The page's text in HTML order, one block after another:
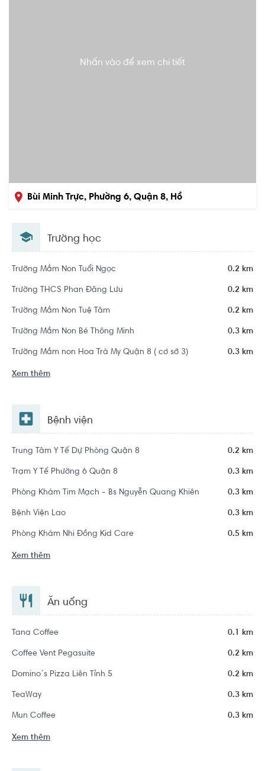
Nhấn vào để xem chi tiết
Bùi Minh Trực, Phường 6, Quận 8, Hồ
Trường học
Trường Mầm Non Tuổi Ngọc 0.2 km
Trường THCS Phan Đăng Lưu 0.2 km
Trường Mầm Non Tuệ Tâm 0.2 km
Trường Mầm Non Bé Thông Minh 0.3 km
Trường Mầm non Hoa Trà My Quận 8 ( cơ sở 3) 0.3 km
Xem thêm
Bệnh viện
Trung Tâm Y Tế Dự Phòng Quận 8 0.2 km
Trạm Y Tế Phường 6 Quận 8 0.3 km
Phòng Khám Tim Mạch - Bs Nguyễn Quang Khiên 0.3 km
Bệnh Viện Lao 0.3 km
Phòng Khám Nhi Đồng Kid Care 0.5 km
Xem thêm
Ăn uống
Tana Coffee 0.1 km
Coffee Vent Pegasuite 0.2 km
Domino´s Pizza Liên Tỉnh 5 0.2 km
TeaWay 0.3 km
Mun Coffee 0.3 km
Xem thêm